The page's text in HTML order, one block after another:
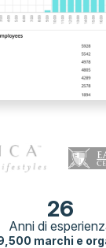
26
Anni di
marchi e